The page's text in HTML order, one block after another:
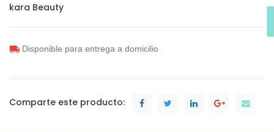
kara Beauty
Disponible para entrega a domicilio
Comparte este producto: